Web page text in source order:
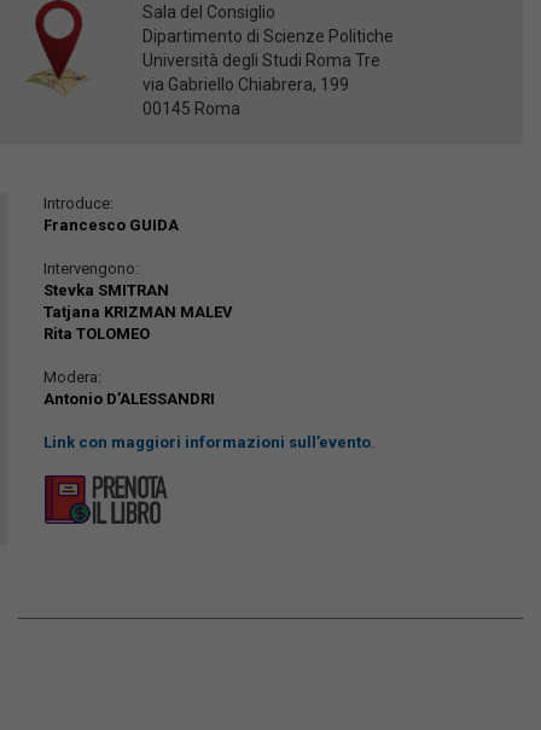
Sala del Consiglio
Dipartimento di Scienze Politiche
Università degli Studi Roma Tre
via Gabriello Chiabrera, 199
00145 Roma
Introduce:
Francesco GUIDA
Intervengono:
Stevka SMITRAN
Tatjana KRIZMAN MALEV
Rita TOLOMEO
Modera:
Antonio D’ALESSANDRI
Link con maggiori informazioni sull’evento